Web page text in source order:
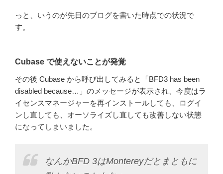
っと、いうのが先日のブログを書いた時点での状況で
す。
Cubase で使えないことが発覚
その後 Cubase から呼び出してみると「BFD3 has been
disabled because…」のメッセージが表示され、今度はラ
イセンスマネージャーを再インストールしても、ログイ
ンし直しても、オーソライズし直しても改善しない状態
になってしまいました。
なんかBFD 3はMontereyだとまともに